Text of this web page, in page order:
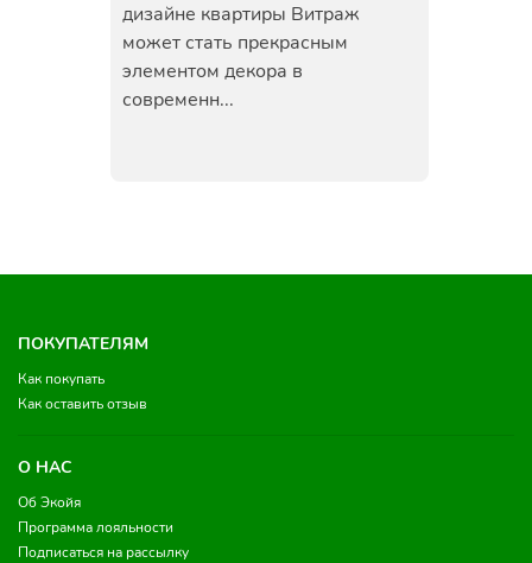
дизайне квартиры Витраж
может стать прекрасным
элементом декора в
современн...
ПОКУПАТЕЛЯМ
Как покупать
Как оставить отзыв
О НАС
Об Экойя
Программа лояльности
Подписаться на рассылку